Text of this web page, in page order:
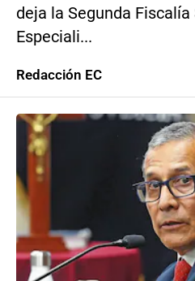
deja la Segunda Fiscalía
Especiali...
Redacción EC